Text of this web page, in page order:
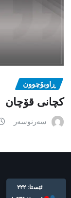
ڕاوبۆچوون
کچانی قۆچان
سەرنوسەر
Live: 222